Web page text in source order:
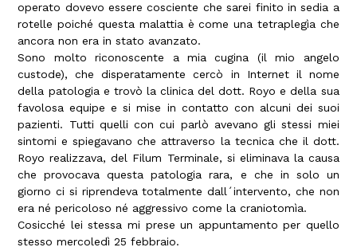
operato dovevo essere cosciente che sarei finito in sedia a
rotelle poiché questa malattia è come una tetraplegìa che
ancora non era in stato avanzato.
Sono molto riconoscente a mia cugina (il mio angelo
custode), che disperatamente cercò in Internet il nome
della patologia e trovò la clinica del dott. Royo e della sua
favolosa equipe e si mise in contatto con alcuni dei suoi
pazienti. Tutti quelli con cui parlò avevano gli stessi miei
sintomi e spiegavano che attraverso la tecnica che il dott.
Royo realizzava, del Filum Terminale, si eliminava la causa
che provocava questa patologia rara, e che in solo un
giorno ci si riprendeva totalmente dall´intervento, che non
era né pericoloso né aggressivo come la craniotomìa.
Cosicché lei stessa mi prese un appuntamento per quello
stesso mercoledì 25 febbraio.